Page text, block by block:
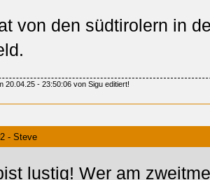
von den südtirolern in
20.04.25 - 23:50:06 von Sigu editiert!
- Steve
lustig! Wer am